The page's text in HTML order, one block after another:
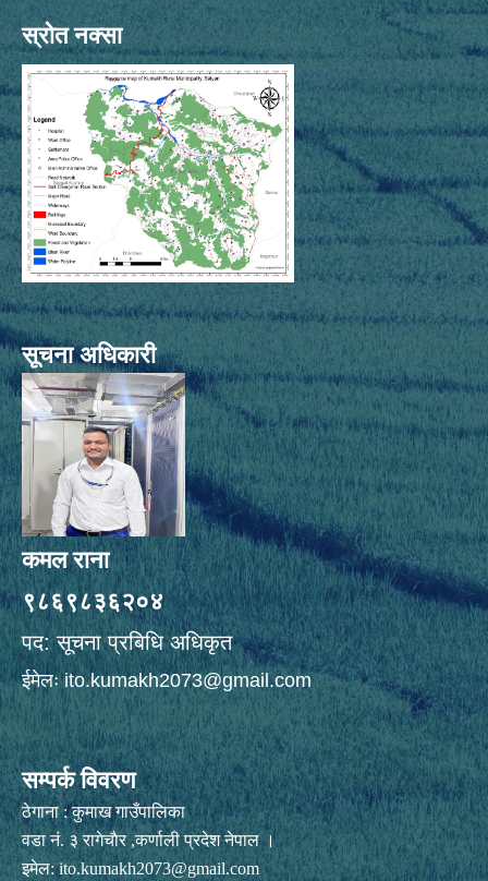
स्रोत नक्सा
सूचना अधिकारी
कमल राना
९८६९८३६२०४
पद: सूचना प्रबिधि अधिकृत
ईमेलःito.kumakh2073@gmail.com
सम्पर्क विवरण
ठेगाना : कुमाख गाउँपालिका
वडा नं. ३ रागेचाैर ,कर्णाली प्रदेश नेपाल ।
इमेल:ito.kumakh2073@gmail.com